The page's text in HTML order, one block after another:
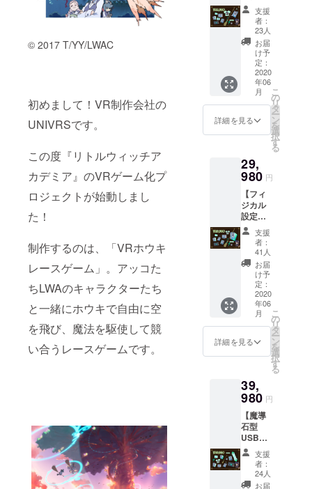
© 2017 T/YY/LWAC
初めまして！VR制作会社の
UNIVRSです。
この度『リトルウィッチア
カデミア』のVRゲーム化プ
ロジェクトが始動しまし
た！
制作するのは、「VRホウキ
レースゲーム」。アッコた
ちLWAのキャラクターたち
と一緒にホウキで自由に空
を飛び、魔法を駆使して競
い合うレースゲームです。
※ゲーム
は6月、
その他
グッズ
は6月以
降順次
発送予
定と
なって
す。
ゲーム
制作を
振り返
るデジ
タル設
定資料
集で
す！こ
こでし
れない
設定画
録予
定！さ
らに
ゲーム
発売に
先駆け
て配信
される
予定の
ゲーム
オープ
ニング
映像を
一般公
開より
先行配
信いた
※DL
キーは
プロ
ジェク
ト終了
後、ご
希望の
VR機器
を確認
セット
（2種）
・デジ
タルサ
ウンド
トラッ
ク ・デ
ジタル
設定資
料集
（A4：
ゲーム
オープ
ニング
映像先
行配信
・ディ
スク入
りオリ
ジナル
ゲーム
パッ
ケージ
・オリ
ジナル
ステッ
「LWA
VR」サ
証セッ
ト
（ゲー
ム内で
表示さ
れる
ユー
ザー
ネーム
テム＋
オリジ
ナルT
シャツ
＋シャ
リオポ
スター
風タペ
スト
リー
コー
ス】 ・
「LWA
VR」DL
キー ・
オリジ
ナルデ
スク
トップ
壁紙 ・
加藤オ
ズワル
ド氏複
製サイ
ン入り
コンセ
プト
アート
ポスト
カード
セット
ウンド
トラッ
ク ・デ
ジタル
設定資
料集
（A4：
20-30
ペー
ジ） ・
支援
者：
23人
お届
け予
定：
2020
年06
月
詳細を見る
こ
の
リ
タ
ー
ン
を
選
択
す
る
29,
980 円
【フィ
ジカル
設定資
料集
セット
コー
ス】 ・
「LWA
VR」DL
キー ・
オリジ
ナルデ
スク
トップ
壁紙 ・
加藤オ
ド氏複
製サイ
ン入り
コンセ
プト
アート
ポスト
カード
セット
（2種）
支援
者：
41人
お届
け予
定：
2020
年06
月
詳細を見る
こ
の
リ
タ
ー
ン
を
選
択
す
る
39,
980 円
【魔導
石型
USBメ
モリ＋
エンド
クレ
ジット
支援
者：
24人
お届